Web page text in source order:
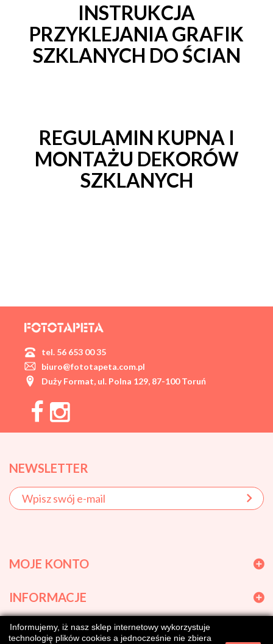
INSTRUKCJA
PRZYKLEJANIA GRAFIK
SZKLANYCH DO ŚCIAN
REGULAMIN KUPNA I
MONTAŻU DEKORÓW
SZKLANYCH
tel. 56 653 00 35
biuro@fototapeta.com.pl
Duży Format, ul. Polna 129, 87-100 Toruń
NEWSLETTER
MOJE KONTO
INFORMACJE
GODZINY OTWARCIA
Informujemy, iż nasz sklep internetowy wykorzystuje
technologię plików cookies a jednocześnie nie zbiera